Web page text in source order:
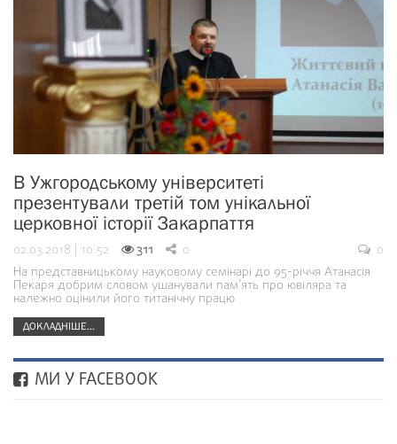
В Ужгородському університеті
презентували третій том унікальної
церковної історії Закарпаття
02.03.2018 | 10:52 311 0
0
На представницькому науковому семінарі до 95-річчя Атанасія
Пекаря добрим словом ушанували пам’ять про ювіляра та
належно оцінили його титанічну працю
ДОКЛАДНІШЕ...
МИ У FACEBOOK